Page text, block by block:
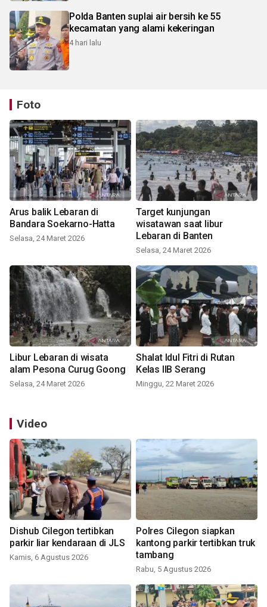
Polda Banten suplai air bersih ke 55
kecamatan yang alami kekeringan
4 hari lalu
Foto
Arus balik Lebaran di
Bandara Soekarno-Hatta
Selasa, 24 Maret 2026
Target kunjungan
wisatawan saat libur
Lebaran di Banten
Selasa, 24 Maret 2026
Libur Lebaran di wisata
alam Pesona Curug Goong
Selasa, 24 Maret 2026
Shalat Idul Fitri di Rutan
Kelas IIB Serang
Minggu, 22 Maret 2026
Video
Dishub Cilegon tertibkan
parkir liar kendaraan di JLS
Kamis, 6 Agustus 2026
Polres Cilegon siapkan
kantong parkir tertibkan truk
tambang
Rabu, 5 Agustus 2026